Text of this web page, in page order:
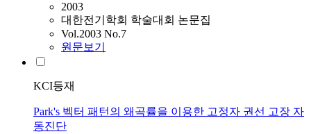
2003
대한전기학회 학술대회 논문집
Vol.2003 No.7
원문보기
KCI등재
Park's 벡터 패턴의 왜곡률을 이용한 고정자 권선 고장 자
동진단